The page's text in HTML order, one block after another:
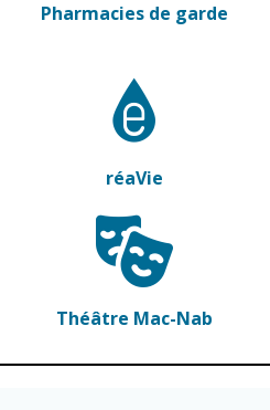
Cadre de vie
Environnement
Propreté et
déchets
Espaces verts
Pharmacies de garde
réaVie
Théâtre Mac-Nab